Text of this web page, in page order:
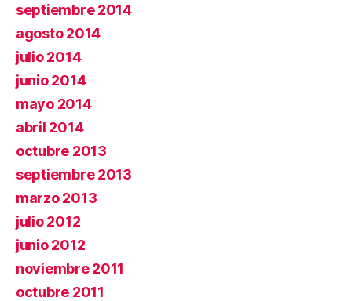
septiembre 2014
agosto 2014
julio 2014
junio 2014
mayo 2014
abril 2014
octubre 2013
septiembre 2013
marzo 2013
julio 2012
junio 2012
noviembre 2011
octubre 2011